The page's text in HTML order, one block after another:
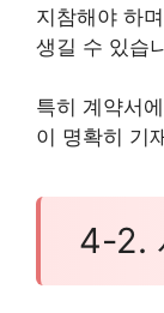
지참해야 하
생길 수 있습
특히 계약서
이 명확히 기
4-2.